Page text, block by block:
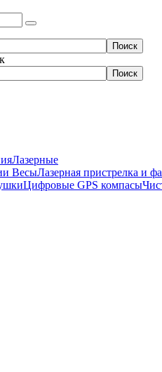
Лазерные
ВесыЛазерная пристрелка и
Цифровые GPS компасы